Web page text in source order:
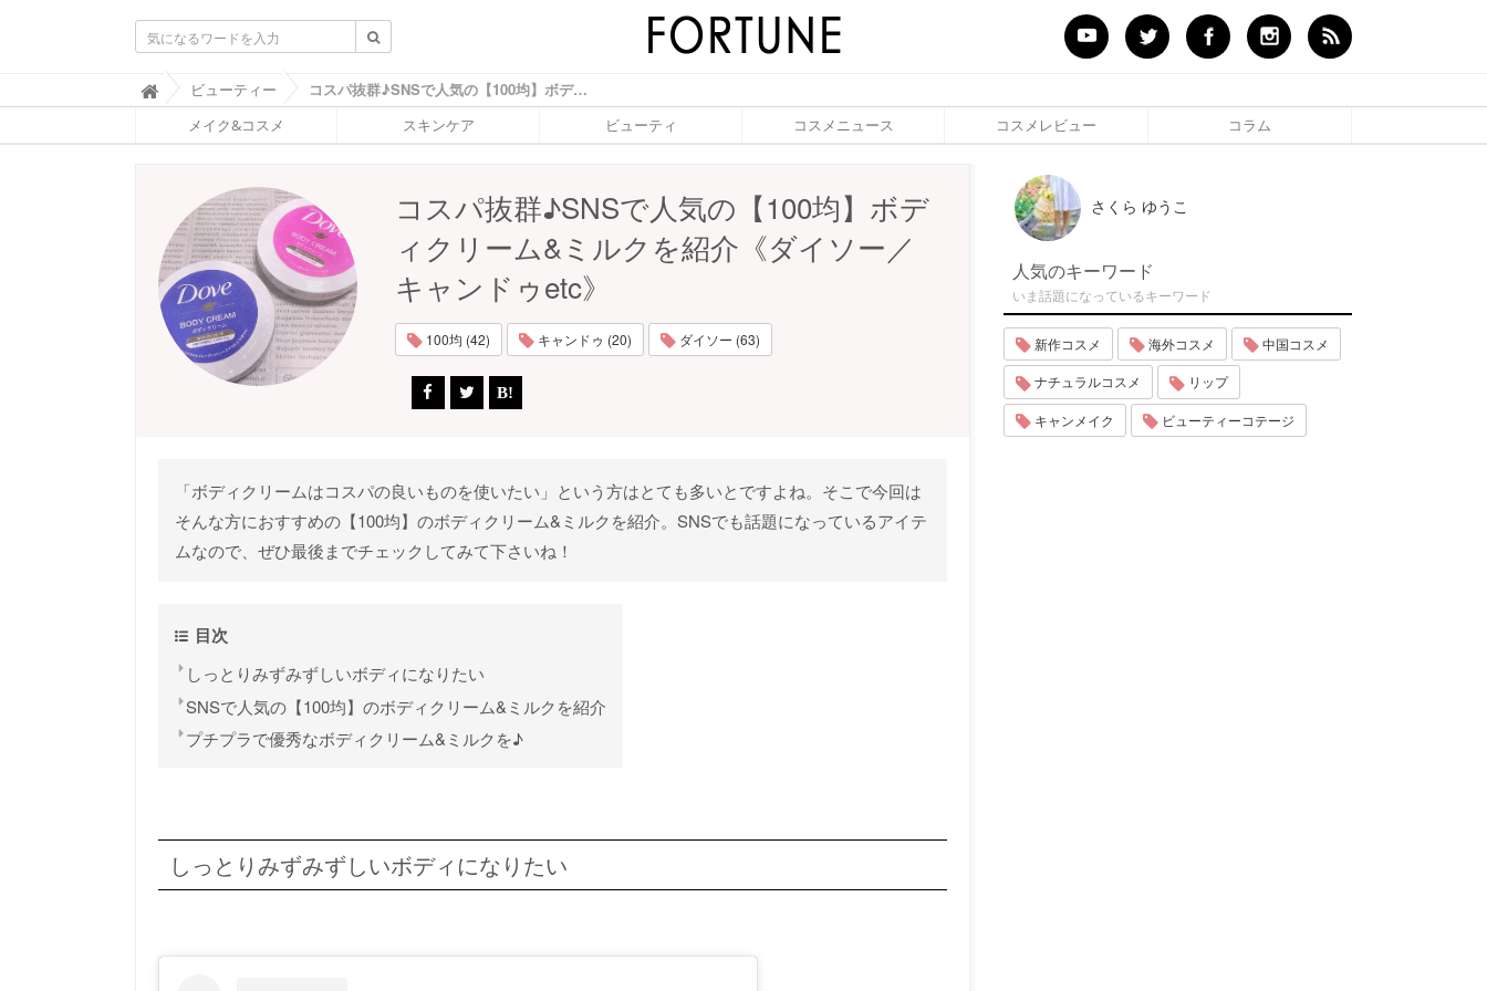
ふ
ぉ
ち
O
R
T
U
N
ビューティー コスパ抜群♪SNSで人気の【100均】ボディクリーム&ミルクを紹介《ダイソー／キャンドゥetc》 - ふぉーちゅん(FORTUNE)
メイク&コスメ スキンケア ビューティ コスメニュース コスメレビュー コラム
コスパ抜群♪SNSで人気の【100均】ボデ
ィクリーム&ミルクを紹介《ダイソー／
キャンドゥetc》
100均 (42) キャンドゥ (20) ダイソー (63)
「ボディクリームはコスパの良いものを使いたい」という方はとても多いとですよね。そこで今回は
そんな方におすすめの【100均】のボディクリーム&ミルクを紹介。SNSでも話題になっているアイテ
ムなので、ぜひ最後までチェックしてみて下さいね！
目次
しっとりみずみずしいボディになりたい
SNSで人気の【100均】のボディクリーム&ミルクを紹介
プチプラで優秀なボディクリーム&ミルクを♪
しっとりみずみずしいボディになりたい
さくら ゆうこ
人気のキーワード
いま話題になっているキーワード
新作コスメ 海外コスメ 中国コスメ
ナチュラルコスメ リップ
キャンメイク ビューティーコテージ